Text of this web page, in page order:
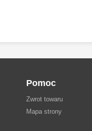
Pomoc
Zwrot towaru
Mapa strony